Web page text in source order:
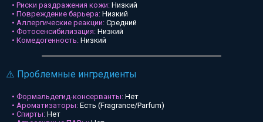
• Риски раздражения кожи: Низкий
• Повреждение барьера: Низкий
• Аллергические реакции: Средний
• Фотосенсибилизация: Низкий
• Комедогенность: Низкий
⚠️ Проблемные ингредиенты
• Формальдегид-консерванты: Нет
• Ароматизаторы: Есть (Fragrance/Parfum)
• Спирты: Нет